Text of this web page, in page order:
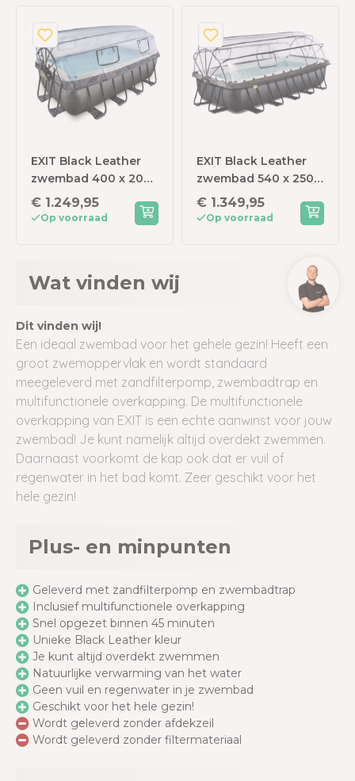
EXIT Black Leather
zwembad 400 x 200
x 122 cm met
zandfilterpomp en
€ 1.249,95
Op voorraad
EXIT Black Leather
zwembad 540 x 250 x
100 cm met
zandfilterpomp en
€ 1.349,95
Op voorraad
Wat vinden wij
Dit vinden wij!
Een ideaal zwembad voor het gehele gezin! Heeft een
groot zwemoppervlak en wordt standaard
meegeleverd met zandfilterpomp, zwembadtrap en
multifunctionele overkapping. De multifunctionele
overkapping van EXIT is een echte aanwinst voor jouw
zwembad! Je kunt namelijk altijd overdekt zwemmen.
Daarnaast voorkomt de kap ook dat er vuil of
regenwater in het bad komt. Zeer geschikt voor het
hele gezin!
Plus- en minpunten
Geleverd met zandfilterpomp en zwembadtrap
Inclusief multifunctionele overkapping
Snel opgezet binnen 45 minuten
Unieke Black Leather kleur
Je kunt altijd overdekt zwemmen
Natuurlijke verwarming van het water
Geen vuil en regenwater in je zwembad
Geschikt voor het hele gezin!
Wordt geleverd zonder afdekzeil
Wordt geleverd zonder filtermateriaal